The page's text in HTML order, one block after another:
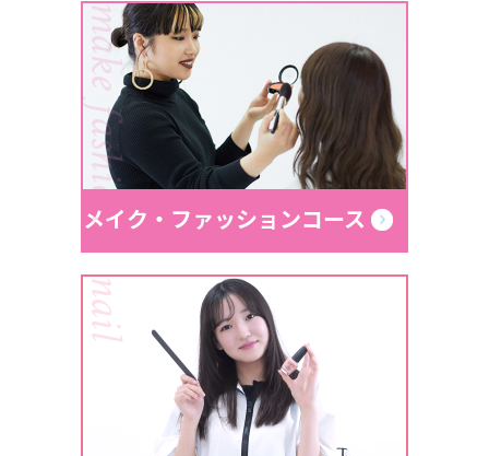
make fashion
メイク・ファッションコース
nail